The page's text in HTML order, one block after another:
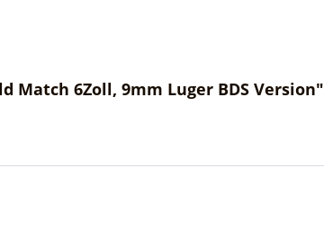
Match 6Zoll, 9mm Luger BDS Version"